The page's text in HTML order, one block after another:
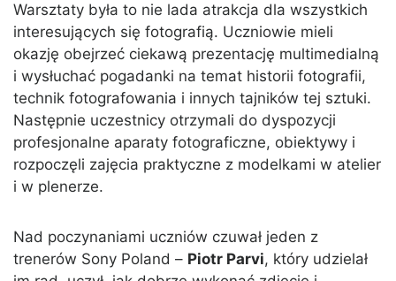
Warsztaty była to nie lada atrakcja dla wszystkich
interesujących się fotografią. Uczniowie mieli
okazję obejrzeć ciekawą prezentację multimedialną
i wysłuchać pogadanki na temat historii fotografii,
technik fotografowania i innych tajników tej sztuki.
Następnie uczestnicy otrzymali do dyspozycji
profesjonalne aparaty fotograficzne, obiektywy i
rozpoczęli zajęcia praktyczne z modelkami w atelier
i w plenerze.
Nad poczynaniami uczniów czuwał jeden z
trenerów Sony Poland – Piotr Parvi, który udzielał